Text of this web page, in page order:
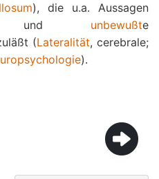
), die u.a. Aussagen
und unbewußte
(Lateralität, cerebrale;
).